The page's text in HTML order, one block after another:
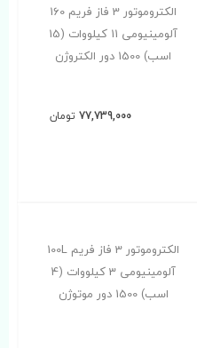
الکتروموتور 3 فاز فریم 160
آلومینیومی 11 کیلووات (15
اسب) 1500 دور الکتروژن
77,739,000 تومان
الکتروموتور 3 فاز فریم 100L
آلومینیومی 3 کیلووات (4
اسب) 1500 دور موتوژن